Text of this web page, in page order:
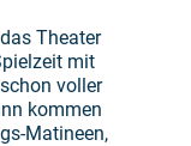
Theater
mit
voller
kommen
Matineen,